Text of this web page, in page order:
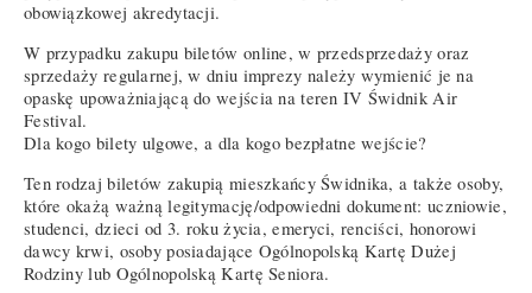
obowiązkowej akredytacji.
W przypadku zakupu biletów online, w przedsprzedaży oraz
sprzedaży regularnej, w dniu imprezy należy wymienić je na
opaskę upoważniającą do wejścia na teren IV Świdnik Air
Festival.
Dla kogo bilety ulgowe, a dla kogo bezpłatne wejście?
Ten rodzaj biletów zakupią mieszkańcy Świdnika, a także osoby,
które okażą ważną legitymację/odpowiedni dokument: uczniowie,
studenci, dzieci od 3. roku życia, emeryci, renciści, honorowi
dawcy krwi, osoby posiadające Ogólnopolską Kartę Dużej
Rodziny lub Ogólnopolską Kartę Seniora.